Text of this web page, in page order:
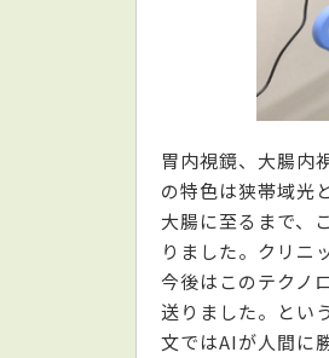
胃内視鏡、大腸内
の特色は狭帯域光
大腸に至るまで、
りました。クリニ
今後はこのテクノ
送りました。とい
文ではAIが人間に